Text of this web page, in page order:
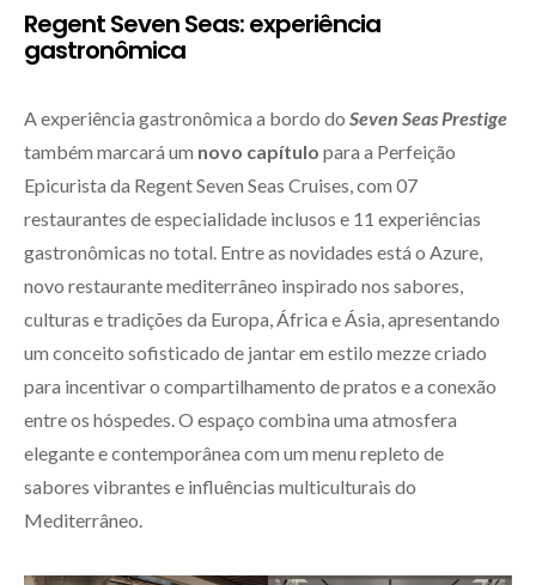
Regent Seven Seas: experiência
gastronômica
A experiência gastronômica a bordo do Seven Seas Prestige
também marcará um novo capítulo para a Perfeição
Epicurista da Regent Seven Seas Cruises, com 07
restaurantes de especialidade inclusos e 11 experiências
gastronômicas no total. Entre as novidades está o Azure,
novo restaurante mediterrâneo inspirado nos sabores,
culturas e tradições da Europa, África e Ásia, apresentando
um conceito sofisticado de jantar em estilo mezze criado
para incentivar o compartilhamento de pratos e a conexão
entre os hóspedes. O espaço combina uma atmosfera
elegante e contemporânea com um menu repleto de
sabores vibrantes e influências multiculturais do
Mediterrâneo.